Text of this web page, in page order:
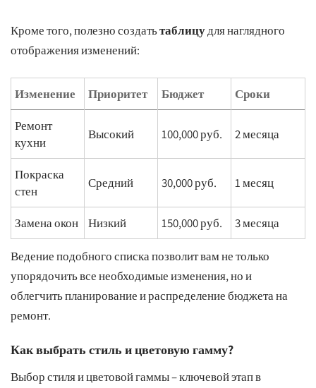
Кроме того, полезно создатьтаблицудля наглядного
отображения изменений:
Изменение Приоритет Бюджет Сроки
Ремонт
кухни
Высокий 100,000 руб. 2 месяца
Покраска
стен
Средний 30,000 руб. 1 месяц
Замена окон Низкий 150,000 руб. 3 месяца
Ведение подобного списка позволит вам не только
упорядочить все необходимые изменения, но и
облегчить планирование и распределение бюджета на
ремонт.
Как выбрать стиль и цветовую гамму?
Выбор стиля и цветовой гаммы – ключевой этап в